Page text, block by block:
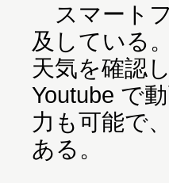
スマート
及している
天気を確認
Youtube で
力も可能で
ある。